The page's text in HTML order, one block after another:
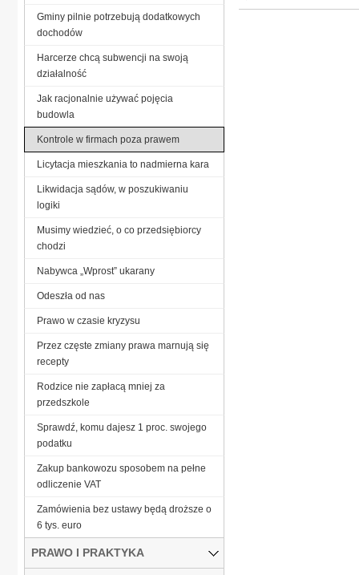
Gminy pilnie potrzebują dodatkowych
dochodów
Harcerze chcą subwencji na swoją
działalność
Jak racjonalnie używać pojęcia
budowla
Kontrole w firmach poza prawem
Licytacja mieszkania to nadmierna kara
Likwidacja sądów, w poszukiwaniu
logiki
Musimy wiedzieć, o co przedsiębiorcy
chodzi
Nabywca „Wprost” ukarany
Odeszła od nas
Prawo w czasie kryzysu
Przez częste zmiany prawa marnują się
recepty
Rodzice nie zapłacą mniej za
przedszkole
Sprawdź, komu dajesz 1 proc. swojego
podatku
Zakup bankowozu sposobem na pełne
odliczenie VAT
Zamówienia bez ustawy będą droższe o
6 tys. euro
PRAWO I PRAKTYKA